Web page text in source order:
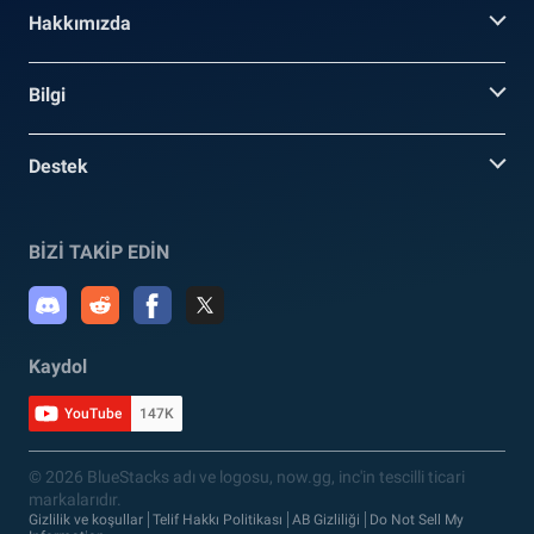
Hakkımızda
Bilgi
Destek
BİZİ TAKİP EDİN
Kaydol
YouTube 147K
© 2026 BlueStacks adı ve logosu, now.gg, inc'in tescilli ticari
markalarıdır.
Gizlilik ve koşullar Telif Hakkı Politikası AB Gizliliği
Do Not Sell My